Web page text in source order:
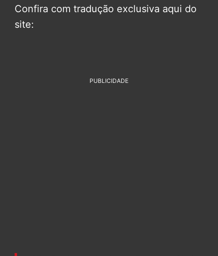
Confira com tradução exclusiva aqui do
site:
PUBLICIDADE